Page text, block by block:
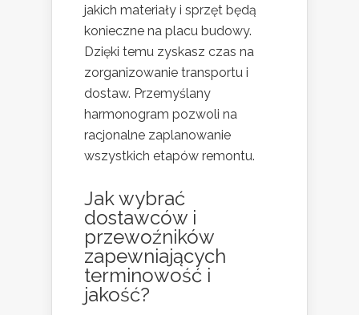
jakich materiały i sprzęt będą
konieczne na placu budowy.
Dzięki temu zyskasz czas na
zorganizowanie transportu i
dostaw. Przemyślany
harmonogram pozwoli na
racjonalne zaplanowanie
wszystkich etapów remontu.
Jak wybrać
dostawców i
przewoźników
zapewniających
terminowość i
jakość?